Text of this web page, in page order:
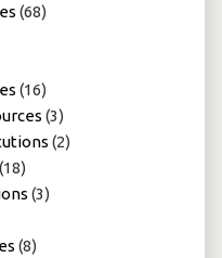
(68)
(16)
(3)
(2)
(18)
(3)
(8)